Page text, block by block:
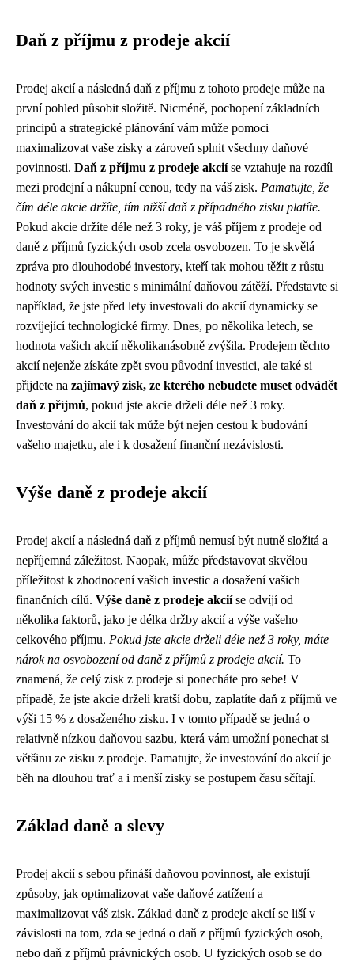
Daň z příjmu z prodeje akcií
Prodej akcií a následná daň z příjmu z tohoto prodeje může na
první pohled působit složitě. Nicméně, pochopení základních
principů a strategické plánování vám může pomoci
maximalizovat vaše zisky a zároveň splnit všechny daňové
povinnosti. Daň z příjmu z prodeje akciíse vztahuje na rozdíl
mezi prodejní a nákupní cenou, tedy na váš zisk. Pamatujte, že
čím déle akcie držíte, tím nižší daň z případného zisku platíte.
Pokud akcie držíte déle než 3 roky, je váš příjem z prodeje od
daně z příjmů fyzických osob zcela osvobozen. To je skvělá
zpráva pro dlouhodobé investory, kteří tak mohou těžit z růstu
hodnoty svých investic s minimální daňovou zátěží. Představte si
například, že jste před lety investovali do akcií dynamicky se
rozvíjející technologické firmy. Dnes, po několika letech, se
hodnota vašich akcií několikanásobně zvýšila. Prodejem těchto
akcií nejenže získáte zpět svou původní investici, ale také si
přijdete na zajímavý zisk, ze kterého nebudete muset odvádět
daň z příjmů, pokud jste akcie drželi déle než 3 roky.
Investování do akcií tak může být nejen cestou k budování
vašeho majetku, ale i k dosažení finanční nezávislosti.
Výše daně z prodeje akcií
Prodej akcií a následná daň z příjmů nemusí být nutně složitá a
nepříjemná záležitost. Naopak, může představovat skvělou
příležitost k zhodnocení vašich investic a dosažení vašich
finančních cílů. Výše daně z prodeje akciíse odvíjí od
několika faktorů, jako je délka držby akcií a výše vašeho
celkového příjmu. Pokud jste akcie drželi déle než 3 roky, máte
nárok na osvobození od daně z příjmů z prodeje akcií. To
znamená, že celý zisk z prodeje si ponecháte pro sebe! V
případě, že jste akcie drželi kratší dobu, zaplatíte daň z příjmů ve
výši 15 % z dosaženého zisku. I v tomto případě se jedná o
relativně nízkou daňovou sazbu, která vám umožní ponechat si
většinu ze zisku z prodeje. Pamatujte, že investování do akcií je
běh na dlouhou trať a i menší zisky se postupem času sčítají.
Základ daně a slevy
Prodej akcií s sebou přináší daňovou povinnost, ale existují
způsoby, jak optimalizovat vaše daňové zatížení a
maximalizovat váš zisk. Základ daně z prodeje akcií se liší v
závislosti na tom, zda se jedná o daň z příjmů fyzických osob,
nebo daň z příjmů právnických osob. U fyzických osob se do